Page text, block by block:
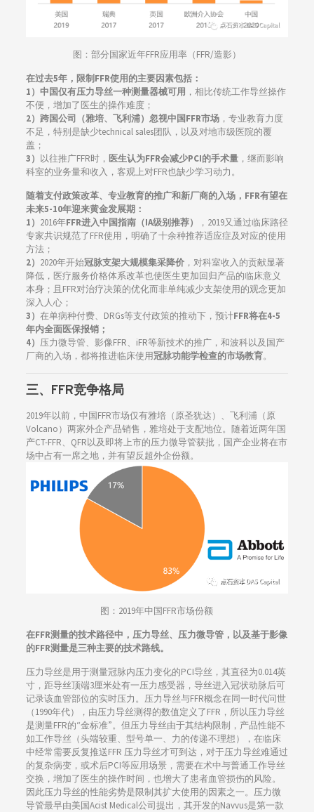
图：部分国家近年FFR应用率（FFR/造影）
在过去5年，限制FFR使用的主要因素包括：
1） 中国仅有压力导丝一种测量器械可用 ，相比传统工作导丝操作
不便，增加了医生的操作难度；
2） 跨国公司（雅培、飞利浦）忽视中国FFR市场，专业教育力度
不足，特别是缺少technical sales团队，以及对地市级医院的覆
盖；
3） 以往推广FFR时， 医生认为FFR会减少PCI的手术量，继而影响
科室的业务量和收入，客观上对FFR也缺少学习动力。
随着支付政策改革、专业教育的推广和新厂商的入场，FFR有望在
未来5-10年迎来黄金发展期：
1） 2016年FFR进入中国指南（IA级别推荐）
，2019又通过临床路径
专家共识规范了FFR使用，明确了十余种推荐适应症及对应的使用
方法；
2） 2020年开始冠脉支架大规模集采降价，对科室收入的贡献显著
降低，医疗服务价格体系改革也使医生更加回归产品的临床意义
本身；且FFR对治疗决策的优化而非单纯减少支架使用的观念更加
深入人心；
3） 在单病种付费、DRGs等支付政策的推动下，预计FFR将在4-5
年内全面医保报销；
4） 压力微导管、影像FFR、iFR等新技术的推广，和波科以及国产
厂商的入场，都将推进临床使用冠脉功能学检查的市场教育。
三、 FFR竞争格局
2019年以前，中国FFR市场仅有雅培（原圣犹达）、飞利浦（原
Volcano）两家外企产品销售，雅培处于支配地位。随着近两年国
产CT-FFR、QFR以及即将上市的压力微导管获批，国产企业将在市
场中占有一席之地，并有望反超外企份额。
图：2019年中国FFR市场份额
在FFR测量的技术路径中，压力导丝、压力微导管，以及基于影像
的FFR测量是三种主要的技术路线。
压力导丝是用于测量冠脉内压力变化的PCI导丝，其直径为0.014英
寸，距导丝顶端3厘米处有一压力感受器，导丝进入冠状动脉后可
记录该血管部位的实时压力。压力导丝与FFR概念在同一时代问世
（1990年代），由压力导丝测得的数值定义了FFR，所以压力导丝
是测量FFR的“金标准”。但压力导丝由于其结构限制，产品性能不
如工作导丝（头端较重、型号单一、力的传递不理想），在临床
中经常需要反复推送FFR 压力导丝才可到达，对于压力导丝难通过
的复杂病变，或术后PCI等应用场景，需要在术中与普通工作导丝
交换，增加了医生的操作时间，也增大了患者血管损伤的风险。
因此压力导丝的性能劣势是限制其扩大使用的因素之一。压力微
导管最早由美国Acist Medical公司提出，其开发的Navvus是第一款